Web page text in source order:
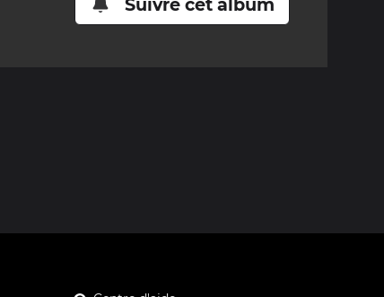
Suivre cet album